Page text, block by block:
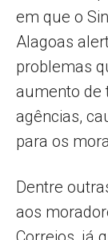
em que o
Alagoas
problemas
aumento de
agências,
para os
Dentre
aos